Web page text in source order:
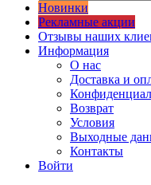
Новинки
Рекламные акции
Отзывы наших
Информация
О нас
Доставка и
Возврат
Условия
Выходные
Контакты
Войти